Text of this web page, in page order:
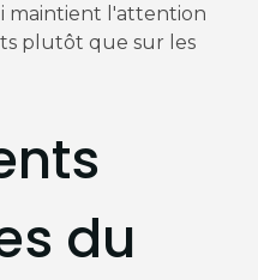
maintient l'attention
plutôt que sur les
du